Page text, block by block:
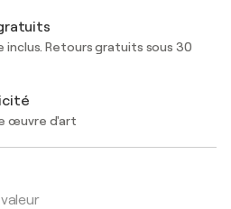
inclus. Retours gratuits sous 30
œuvre d'art